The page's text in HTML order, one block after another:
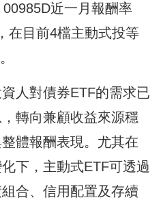
近一月報酬率
在目前4檔主動式投等
人對債券ETF的需求已
轉向兼顧收益來源穩
體報酬表現。尤其在
下，主動式ETF可透過
合、信用配置及存續